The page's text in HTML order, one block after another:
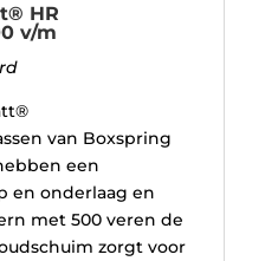
HR
v/m
van Boxspring
een
en onderlaag en
met 500 veren de
zorgt voor